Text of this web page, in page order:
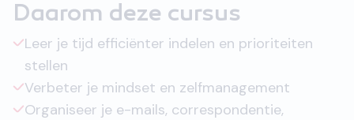
Daarom deze cursus
Leer je tijd efficiënter indelen en prioriteiten
stellen
Verbeter je mindset en zelfmanagement
Organiseer je e-mails, correspondentie,